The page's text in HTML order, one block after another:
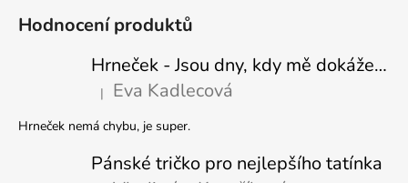
Hodnocení produktů
Hrneček - Jsou dny, kdy mě dokáže nasrat i vzduch - Sova
Hodnocení produktu je 5 z 5 hvězdiček.
| Eva Kadlecová
Hrneček nemá chybu, je super.
Pánské tričko pro nejlepšího tatínka